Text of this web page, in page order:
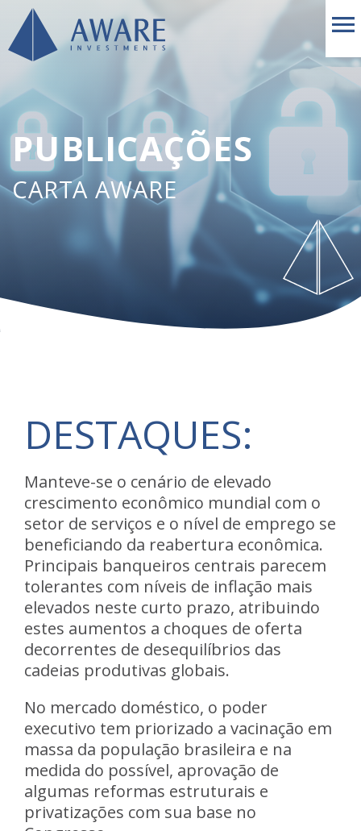
PUBLICAÇÕES
CARTA AWARE
DESTAQUES:
Manteve-se o cenário de elevado
crescimento econômico mundial com o
setor de serviços e o nível de emprego se
beneficiando da reabertura econômica.
Principais banqueiros centrais parecem
tolerantes com níveis de inflação mais
elevados neste curto prazo, atribuindo
estes aumentos a choques de oferta
decorrentes de desequilíbrios das
cadeias produtivas globais.
No mercado doméstico, o poder
executivo tem priorizado a vacinação em
massa da população brasileira e na
medida do possível, aprovação de
algumas reformas estruturais e
privatizações com sua base no